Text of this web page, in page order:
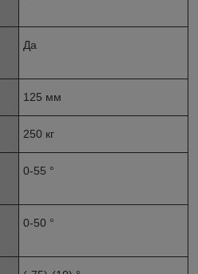
Да
125 мм
250 кг
0-55 °
0-50 °